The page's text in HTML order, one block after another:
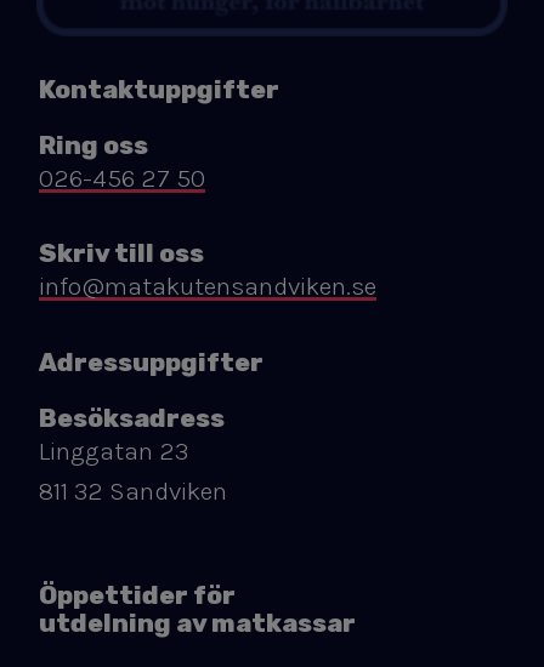
Kontaktuppgifter
Ring oss
026-456 27 50
Skriv till oss
info@matakutensandviken.se
Adressuppgifter
Besöksadress
Linggatan 23
811 32 Sandviken
Öppettider för
utdelning av matkassar